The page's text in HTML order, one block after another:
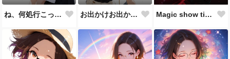
ね、何処行こっか？ お出かけお出かけ♪ Magic show time!!